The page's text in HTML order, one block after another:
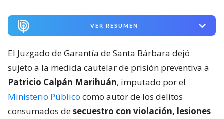
VER RESUMEN
El Juzgado de Garantía de Santa Bárbara dejó
sujeto a la medida cautelar de prisión preventiva a
Patricio Calpán Marihuán, imputado por el
Ministerio Público como autor de los delitos
consumados desecuestro con violación, lesiones